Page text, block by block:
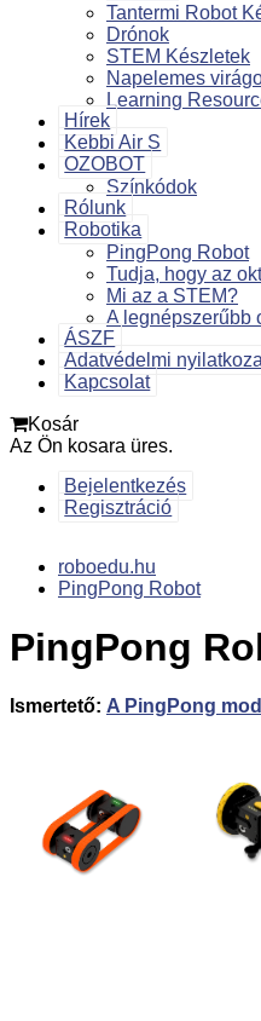
Tantermi Robot
Drónok
STEM Készletek
Napelemes
Learning
Hírek
Kebbi Air S
OZOBOT
Színkódok
Rólunk
Robotika
PingPong Robot
Tudja, hogy az
Mi az a STEM?
A legnépszerűbb
ÁSZF
Adatvédelmi
Kapcsolat
Kosár
Az Ön kosara üres.
Bejelentkezés
Regisztráció
roboedu.hu
PingPong Robot
PingPong
Ismertető: A PingPong